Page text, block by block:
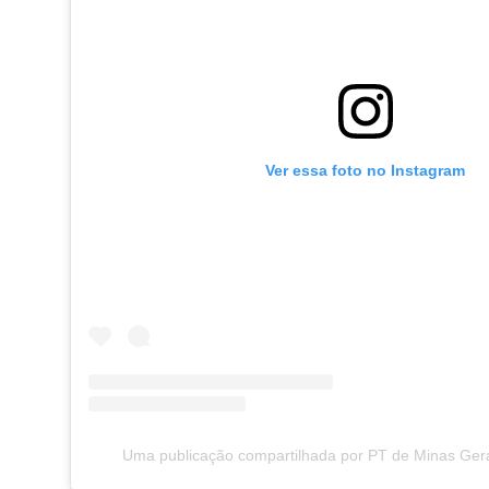
Ver essa foto no Instagram
Uma publicação compartilhada por PT de Minas